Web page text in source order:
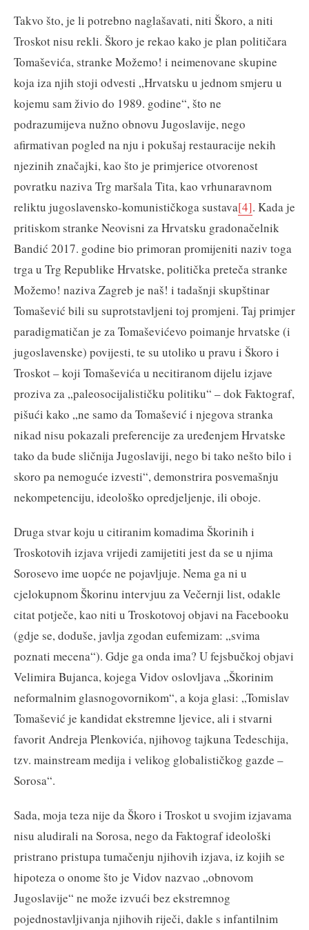
Takvo što, je li potrebno naglašavati, niti Škoro, a niti
Troskot nisu rekli. Škoro je rekao kako je plan političara
Tomaševića, stranke Možemo! i neimenovane skupine
koja iza njih stoji odvesti „Hrvatsku u jednom smjeru u
kojemu sam živio do 1989. godine“, što ne
podrazumijeva nužno obnovu Jugoslavije, nego
afirmativan pogled na nju i pokušaj restauracije nekih
njezinih značajki, kao što je primjerice otvorenost
povratku naziva Trg maršala Tita, kao vrhunaravnom
reliktu jugoslavensko-komunističkoga sustava[4]. Kada je
pritiskom stranke Neovisni za Hrvatsku gradonačelnik
Bandić 2017. godine bio primoran promijeniti naziv toga
trga u Trg Republike Hrvatske, politička preteča stranke
Možemo! naziva Zagreb je naš! i tadašnji skupštinar
Tomašević bili su suprotstavljeni toj promjeni. Taj primjer
paradigmatičan je za Tomaševićevo poimanje hrvatske (i
jugoslavenske) povijesti, te su utoliko u pravu i Škoro i
Troskot – koji Tomaševića u necitiranom dijelu izjave
proziva za „paleosocijalističku politiku“ – dok Faktograf,
pišući kako „ne samo da Tomašević i njegova stranka
nikad nisu pokazali preferencije za uređenjem Hrvatske
tako da bude sličnija Jugoslaviji, nego bi tako nešto bilo i
skoro pa nemoguće izvesti“, demonstrira posvemašnju
nekompetenciju, ideološko opredjeljenje, ili oboje.
Druga stvar koju u citiranim komadima Škorinih i
Troskotovih izjava vrijedi zamijetiti jest da se u njima
Sorosevo ime uopće ne pojavljuje. Nema ga ni u
cjelokupnom Škorinu intervjuu za Večernji list, odakle
citat potječe, kao niti u Troskotovoj objavi na Facebooku
(gdje se, doduše, javlja zgodan eufemizam: „svima
poznati mecena“). Gdje ga onda ima? U fejsbučkoj objavi
Velimira Bujanca, kojega Vidov oslovljava „Škorinim
neformalnim glasnogovornikom“, a koja glasi: „Tomislav
Tomašević je kandidat ekstremne ljevice, ali i stvarni
favorit Andreja Plenkovića, njihovog tajkuna Tedeschija,
tzv. mainstream medija i velikog globalističkog gazde –
Sorosa“.
Sada, moja teza nije da Škoro i Troskot u svojim izjavama
nisu aludirali na Sorosa, nego da Faktograf ideološki
pristrano pristupa tumačenju njihovih izjava, iz kojih se
hipoteza o onome što je Vidov nazvao „obnovom
Jugoslavije“ ne može izvući bez ekstremnog
pojednostavljivanja njihovih riječi, dakle s infantilnim